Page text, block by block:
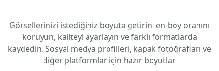
Görsellerinizi istediğiniz boyuta getirin, en-boy oranını
koruyun, kaliteyi ayarlayın ve farklı formatlarda
kaydedin. Sosyal medya profilleri, kapak fotoğrafları ve
diğer platformlar için hazır boyutlar.